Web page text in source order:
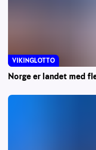
Norge er landet med
VIKINGLOTTO